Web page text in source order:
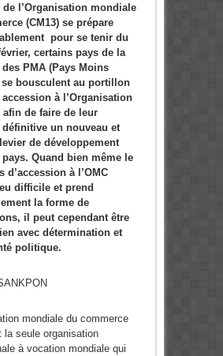
de l’Organisation mondiale
(CM13) se prépare
pour se tenir du
certains pays de la
PMA (Pays Moins
se bousculent au portillon
à l’Organisation
afin de faire de leur
un nouveau et
de développement
Quand bien même le
d’accession à l’OMC
difficile etprend
la forme de
il peut cependant être
avec détermination et
politique.
mondiale du commerce
la seule organisation
à vocation mondiale qui